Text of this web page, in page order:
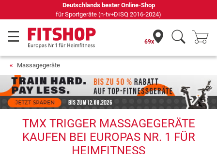
Deutschlands bester Online-Shop
für Sportgeräte (n-tv+DISQ 2016-2024)
69x
Massagegeräte
TMX TRIGGER MASSAGEGERÄTE
KAUFEN BEI EUROPAS NR. 1 FÜR
HEIMFITNESS